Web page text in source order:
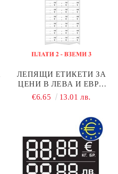
ЛЕПЯЩИ ЕТИКЕТИ ЗА
ЦЕНИ В ЛЕВА И ЕВРО
30X20MM 1000БР.
€6.65 13.01 лв.